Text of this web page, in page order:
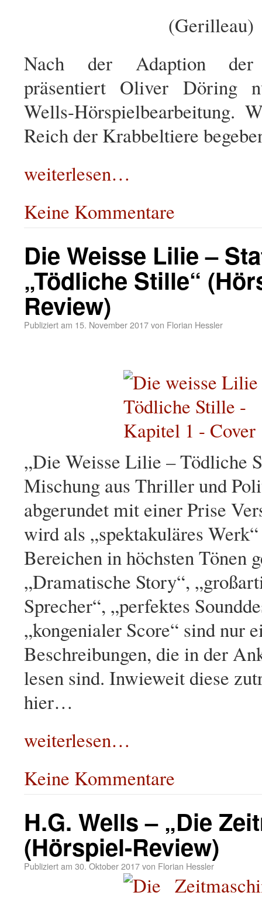
(Gerilleau)
Nach der Adaption der
präsentiert Oliver Döring
Wells-Hörspielbearbeitung.
Reich der Krabbeltiere
weiterlesen…
Keine Kommentare
Die Weisse Lilie –
„Tödliche Stille“
Review)
Publiziert am 15. November 2017von Florian Hessler
„Die Weisse Lilie – Tödliche
Mischung aus Thriller und
abgerundet mit einer Prise
wird als „spektakuläres
Bereichen in höchsten Tönen
„Dramatische Story“,
Sprecher“, „perfektes
„kongenialer Score“ sind nur
Beschreibungen, die in der
lesen sind. Inwieweit diese
hier…
weiterlesen…
Keine Kommentare
H.G. Wells – „Die
(Hörspiel-Review)
Publiziert am 30. Oktober 2017von Florian Hessler